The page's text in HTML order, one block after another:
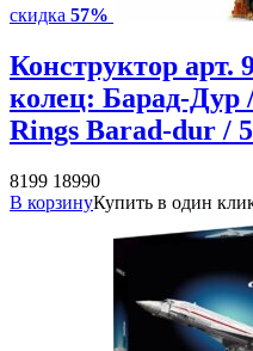
скидка 57%
Конструктор арт.
колец: Барад-Дур
Rings Barad-dur /
8199 18990
В корзинуКупить в один